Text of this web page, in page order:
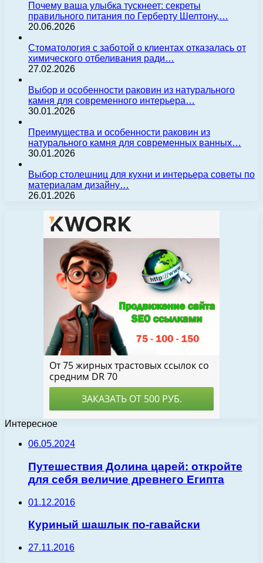
Почему ваша улыбка тускнеет: секреты
правильного питания по Герберту Шелтону,…
20.06.2026
Стоматология с заботой о клиентах отказалась от
химического отбеливания ради…
27.02.2026
Выбор и особенности раковин из натурального
камня для современного интерьера…
30.01.2026
Преимущества и особенности раковин из
натурального камня для современных ванных…
30.01.2026
Выбор столешниц для кухни и интерьера советы по
материалам дизайну…
26.01.2026
Интересное
06.05.2024
Путешествия Долина царей: откройте
для себя величие древнего Египта
01.12.2016
Куриный шашлык по-гавайски
27.11.2016